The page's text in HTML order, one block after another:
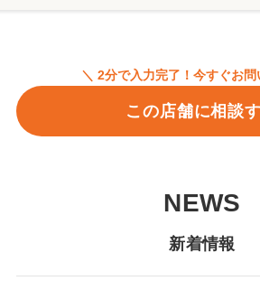
＼ 2分で入力完了！今すぐお問
この店舗に相談
NEWS
新着情報